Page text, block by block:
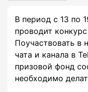
В период с 13 по
проводит
Поучаствовать в
чата и канала в
призовой фонд
необходимо